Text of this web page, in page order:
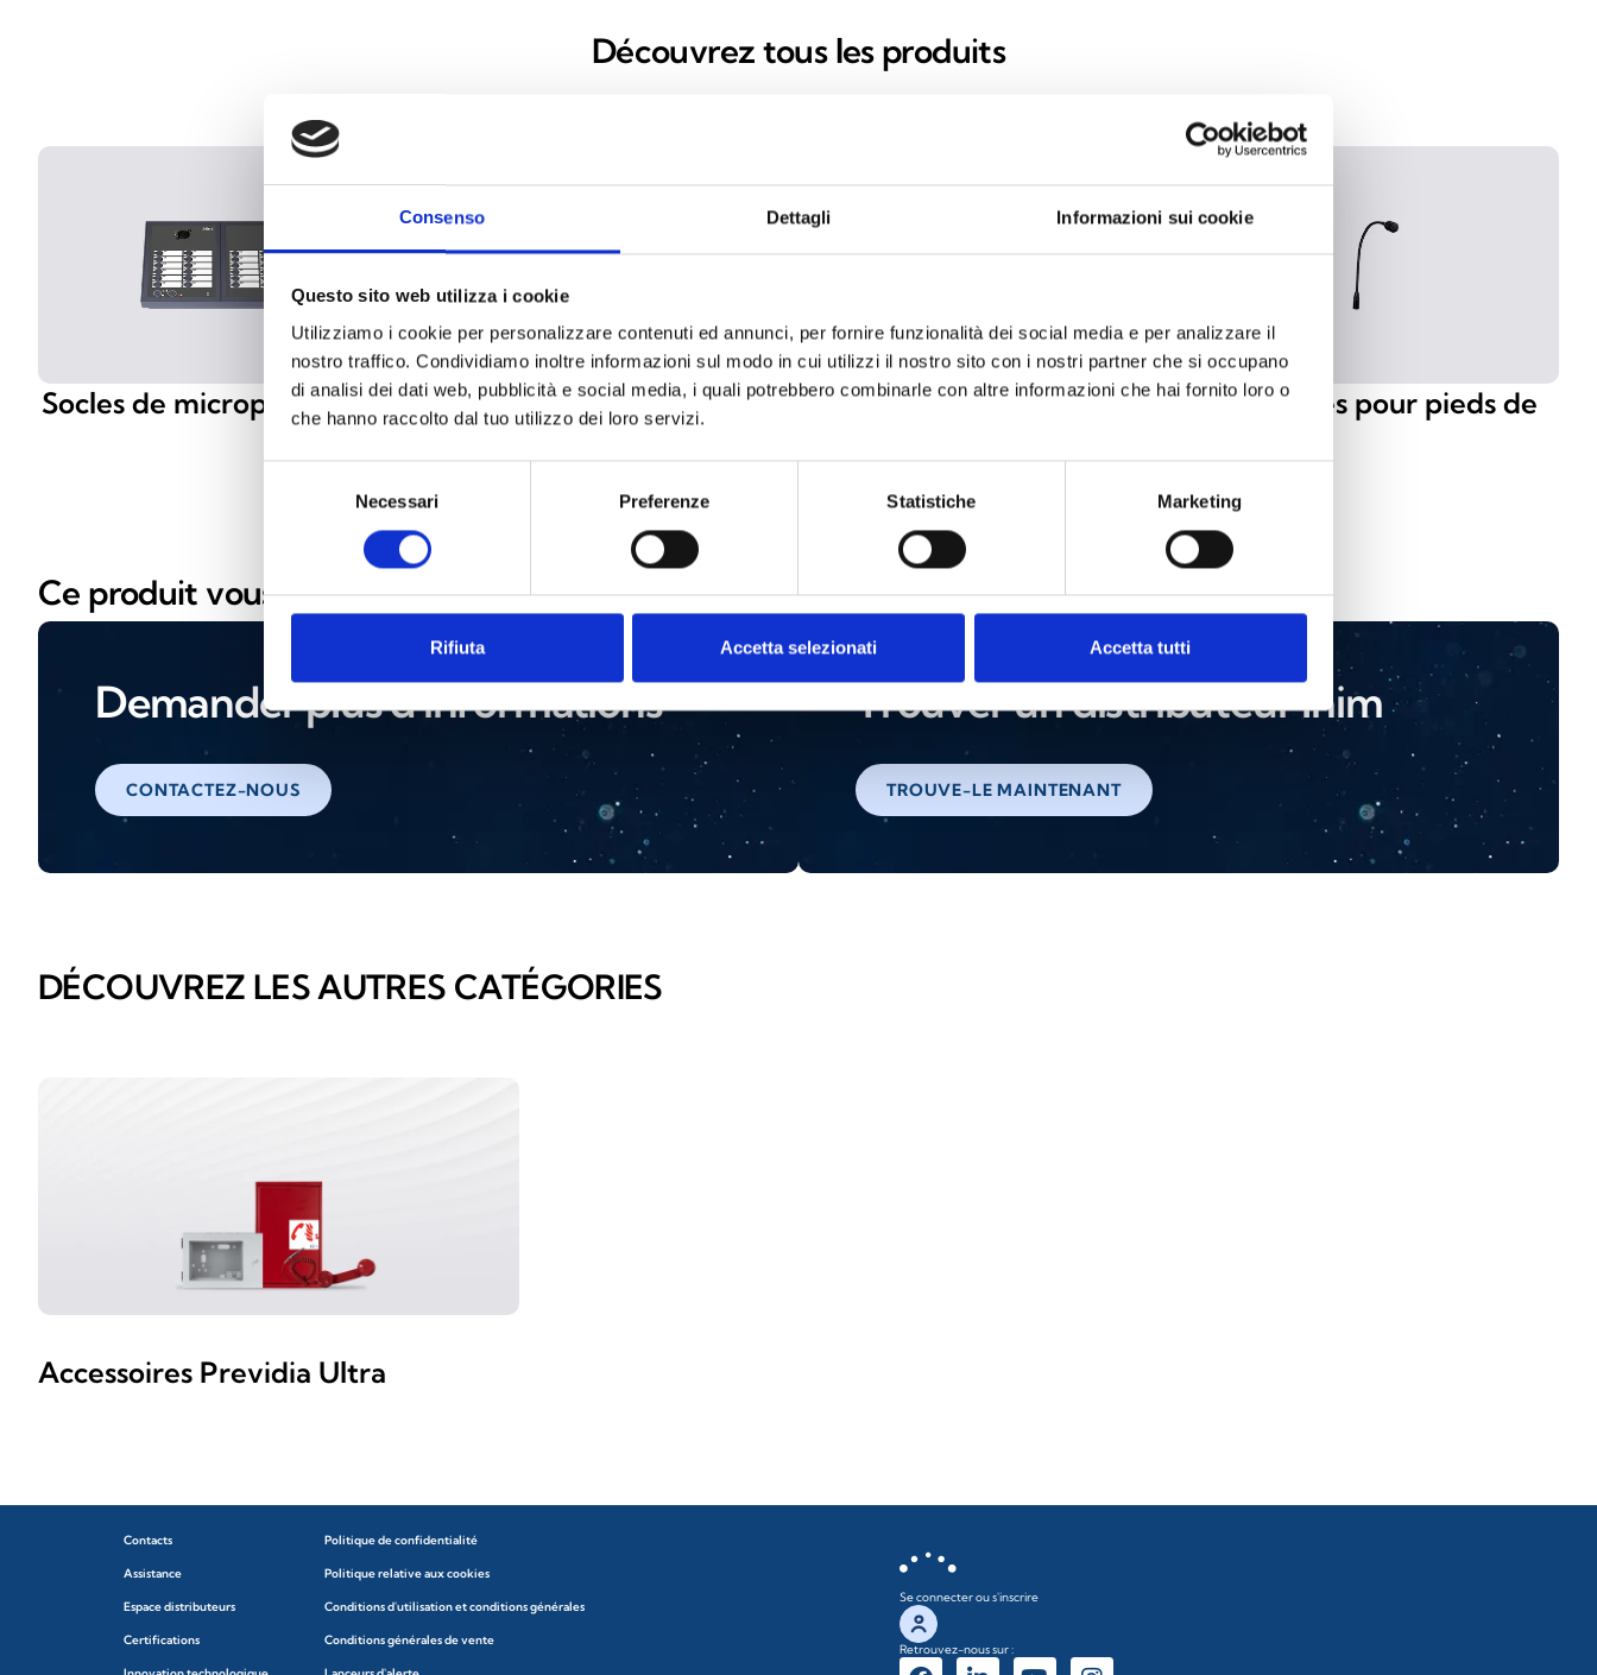
Consenso Dettagli Informazioni sui cookie
Questo sito web utilizza i cookie
Utilizziamo i cookie per personalizzare contenuti ed annunci, per fornire funzionalità dei social media e per analizzare il
nostro traffico. Condividiamo inoltre informazioni sul modo in cui utilizzi il nostro sito con i nostri partner che si occupano
di analisi dei dati web, pubblicità e social media, i quali potrebbero combinarle con altre informazioni che hai fornito loro o
che hanno raccolto dal tuo utilizzo dei loro servizi.
Necessari Preferenze Statistiche Marketing
Rifiuta Accetta selezionati Accetta tutti
Découvrez tous les produits
Socles de microphones IPG
Socles pour microphones
Extensions de touches pour Accessoires pour pieds de
Ce produit vous intéresse ?
Demander plus d'informations
CONTACTEZ-NOUS
Trouver un distributeur Inim
TROUVE-LE MAINTENANT
DÉCOUVREZ LES AUTRES CATÉGORIES
Accessoires Previdia Ultra
Contacts
Assistance
Espace distributeurs
Certifications
Politique de confidentialité
Politique relative aux cookies
Conditions d'utilisation et conditions générales
Conditions générales de vente
Se connecter ou s'inscrire
Retrouvez-nous sur :